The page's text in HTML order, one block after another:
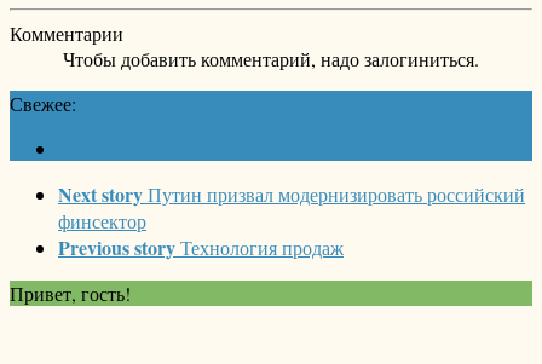
Комментарии
Чтобы добавить комментарий, надо залогиниться.
Свежее:
Next storyПутин призвал модернизировать российский
финсектор
Previous storyТехнология продаж
Привет, гость!